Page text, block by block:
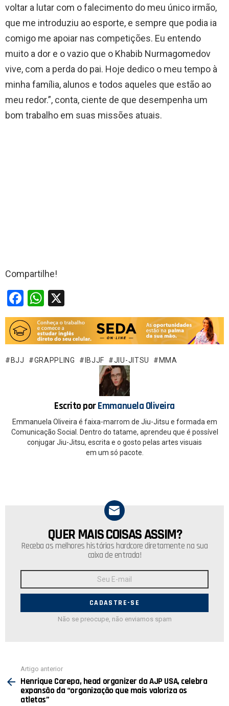
voltar a lutar com o falecimento do meu único irmão,
que me introduziu ao esporte, e sempre que podia ia
comigo me apoiar nas competições. Eu entendo
muito a dor e o vazio que o Khabib Nurmagomedov
vive, com a perda do pai. Hoje dedico o meu tempo à
minha família, alunos e todos aqueles que estão ao
meu redor.”, conta, ciente de que desempenha um
bom trabalho em suas missões atuais.
Compartilhe!
F
a
ce
b
o
W
h
at
s
A
BJJ GRAPPLING IBJJF JIU-JITSU MMA
Escrito porEmmanuela Oliveira
Emmanuela Oliveira é faixa-marrom de Jiu-Jitsu e formada em
Comunicação Social. Dentro do tatame, aprendeu que é possível
conjugar Jiu-Jitsu, escrita e o gosto pelas artes visuais
em um só pacote.
NEWSLETTER
QUER MAIS COISAS ASSIM?
Receba as melhores histórias hardcore diretamente na sua
caixa de entrada!
E-
Não se preocupe, não enviamos spam
mais
Artigo anterior
Henrique Carepa, head organizer da AJP USA, celebra
expansão da “organização que mais valoriza os
atletas”